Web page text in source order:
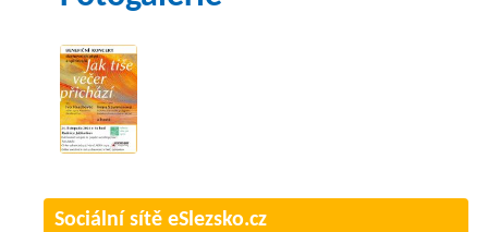
Sociální sítě eSlezsko.cz